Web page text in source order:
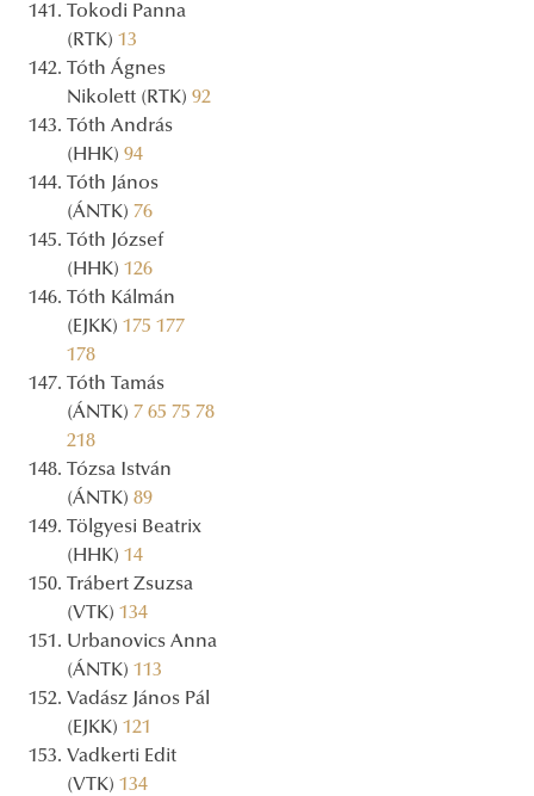
Tokodi Panna
(RTK) 13
Tóth Ágnes
Nikolett (RTK) 92
Tóth András
(HHK) 94
Tóth János
(ÁNTK) 76
Tóth József
(HHK) 126
Tóth Kálmán
(EJKK) 175 177
178
Tóth Tamás
(ÁNTK) 7 65 75 78
218
Tózsa István
(ÁNTK) 89
Tölgyesi Beatrix
(HHK) 14
Trábert Zsuzsa
(VTK) 134
Urbanovics Anna
(ÁNTK) 113
Vadász János Pál
(EJKK) 121
Vadkerti Edit
(VTK) 134